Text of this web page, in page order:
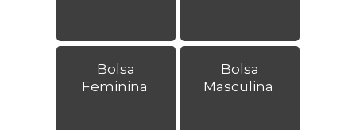
Bolsa
Feminina
Bolsa
Masculina